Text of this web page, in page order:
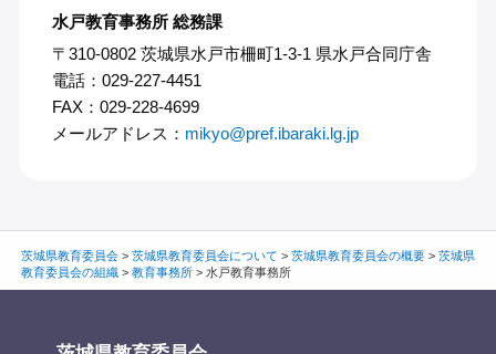
水戸教育事務所 総務課
〒310-0802 茨城県水戸市柵町1-3-1 県水戸合同庁舎
電話：029-227-4451
FAX：029-228-4699
メールアドレス： mikyo@pref.ibaraki.lg.jp
茨城県教育委員会> 茨城県教育委員会について > 茨城県教育委員会の概要> 茨城県
教育委員会の組織 > 教育事務所> 水戸教育事務所